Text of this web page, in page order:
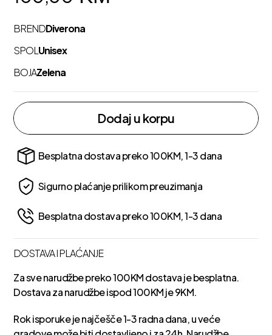
BRENDDiverona
SPOL Unisex
BOJAZelena
Dodaj u korpu
Besplatna dostava preko 100KM, 1-3 dana
Sigurno plaćanje prilikom preuzimanja
Besplatna dostava preko 100KM, 1-3 dana
DOSTAVA I PLAĆANJE
Za sve narudžbe preko 100KM dostava je besplatna.
Dostava za narudžbe ispod 100KM je 9KM.
Rok isporuke je najčešče 1-3 radna dana, u veće